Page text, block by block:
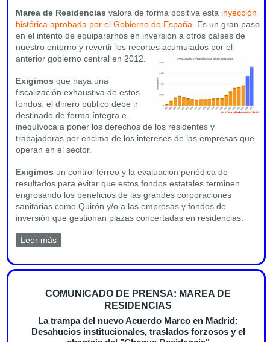
Marea de Residencias valora de forma positiva esta inyección
histórica aprobada por el Gobierno de España . Es un gran paso
en el intento de equipararnos en inversión a otros países de
nuestro entorno y revertir los recortes acumulados por el
anterior gobierno central en 2012.
Exigimos que haya una
fiscalización exhaustiva de estos
fondos: el dinero público debe ir
destinado de forma íntegra e
inequívoca a poner los derechos de los residentes y
trabajadoras por encima de los intereses de las empresas que
operan en el sector.
Exigimos un control férreo y la evaluación periódica de
resultados para evitar que estos fondos estatales terminen
engrosando los beneficios de las grandes corporaciones
sanitarias como Quirón y/o a las empresas y fondos de
inversión que gestionan plazas concertadas en residencias.
Leer mássobre Comunicado sobre el anuncio del aumento de
COMUNICADO DE PRENSA: MAREA DE
RESIDENCIAS
La trampa del nuevo Acuerdo Marco en Madrid:
Desahucios institucionales, traslados forzosos y el